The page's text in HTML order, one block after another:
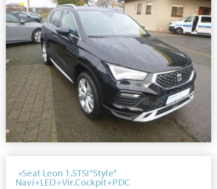
Seat Leon 1.5TSI"Style"
Navi+LED+Vir.Cockpit+PDC